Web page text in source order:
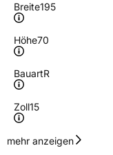
Breite195
Höhe70
BauartR
Zoll15
Geschwindigkeitsindex
mehr anzeigen